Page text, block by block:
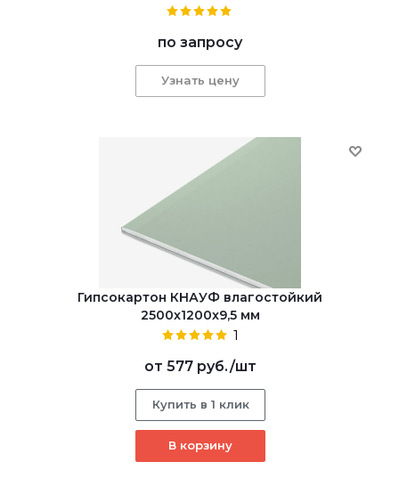
по запросу
Узнать цену
Гипсокартон КНАУФ влагостойкий
2500x1200x9,5 мм
1
от 577 руб./шт
Купить в 1 клик
В корзину